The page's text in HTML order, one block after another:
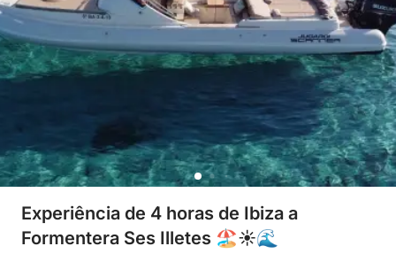
Experiência de 4 horas de Ibiza a
Formentera Ses Illetes 🏖️☀️🌊